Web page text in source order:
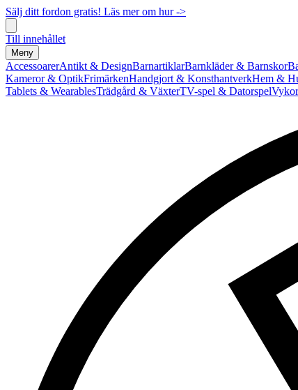
Sälj ditt fordon gratis! Läs mer om hur ->
Till innehållet
Meny
AccessoarerAntikt & DesignBarnartiklarBarnkläder & Barnskor
Kameror & OptikFrimärkenHandgjort & KonsthantverkHem &
Tablets & WearablesTrädgård & VäxterTV-spel & Datorspel